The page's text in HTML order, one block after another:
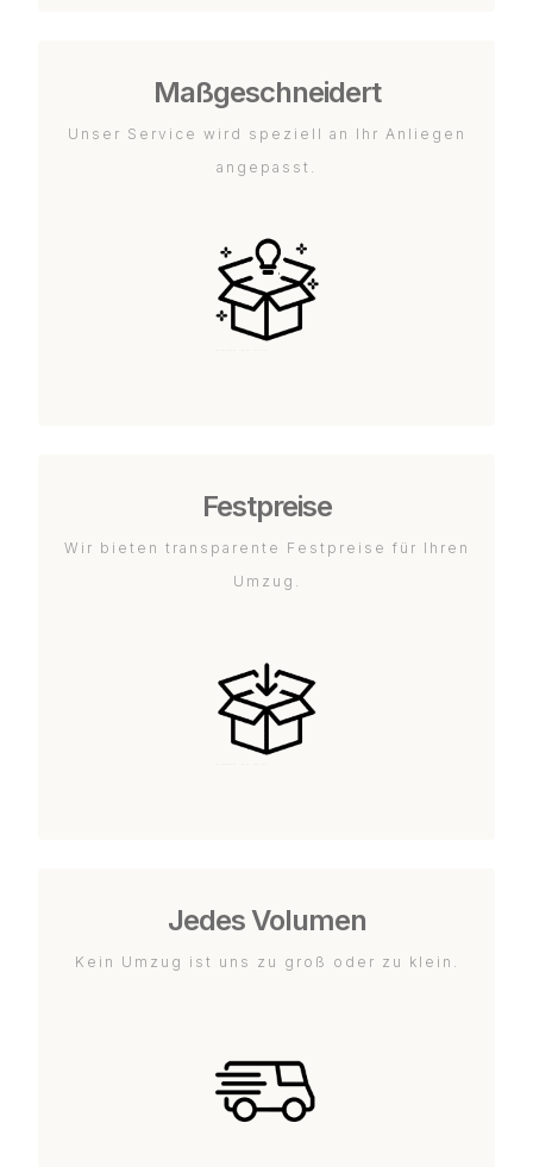
Maßgeschneidert
Unser Service wird speziell an Ihr Anliegen
angepasst.
Festpreise
Wir bieten transparente Festpreise für Ihren
Umzug.
Jedes Volumen
Kein Umzug ist uns zu groß oder zu klein.